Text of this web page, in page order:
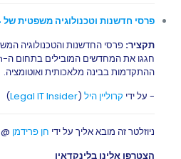
פרסי חדשנות וטכנולוגיה משפטית של ALM 2024
תקציר:
ההתקדמות בבינה מלאכותית ואוטומציה.
- על ידי קרוליין היל(
Legal IT Insider
)
ניוזלטר זה מובא אליך על ידי חן פרידמן @
הצטרפו אלינו בלינקדאין